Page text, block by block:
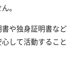
。
や独身証明書など
して活動すること